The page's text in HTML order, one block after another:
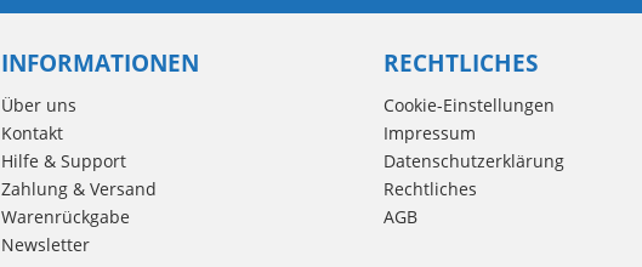
INFORMATIONEN
Über uns
Kontakt
Hilfe & Support
Zahlung & Versand
Warenrückgabe
Newsletter
RECHTLICHES
Cookie-Einstellungen
Impressum
Datenschutzerklärung
Rechtliches
AGB